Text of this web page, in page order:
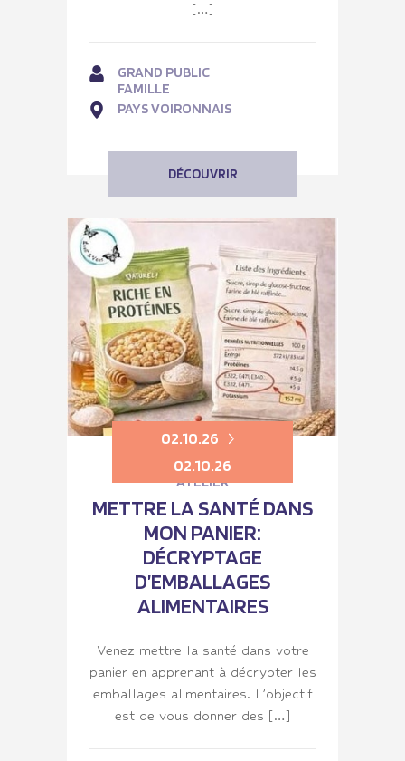
[…]
GRAND PUBLIC
FAMILLE
PAYS VOIRONNAIS
DÉCOUVRIR
02.10.26
02.10.26
ATELIER
METTRE LA SANTÉ DANS
MON PANIER:
DÉCRYPTAGE
D’EMBALLAGES
ALIMENTAIRES
Venez mettre la santé dans votre
panier en apprenant à décrypter les
emballages alimentaires. L’objectif
est de vous donner des […]